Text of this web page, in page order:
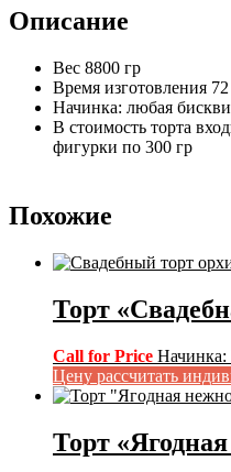
Описание
Вес 8800 гр
Время изготовления 72
Начинка: любая
В стоимость торта
фигурки по 300 гр
Похожие
Торт
Call for Price Начинка:
Цену рассчитать
Торт